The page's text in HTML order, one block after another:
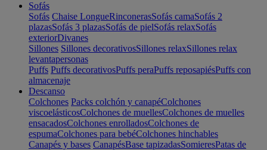
Sofás
Sofás Chaise LongueRinconerasSofás camaSofás 2
plazasSofás 3 plazasSofás de pielSofás relaxSofás
exteriorDivanes
Sillones Sillones decorativosSillones relaxSillones relax
levantapersonas
Puffs Puffs decorativosPuffs peraPuffs reposapiésPuffs con
almacenaje
Descanso
Colchones Packs colchón y canapéColchones
viscoelásticosColchones de muellesColchones de muelles
ensacadosColchones enrolladosColchones de
espumaColchones para bebéColchones hinchables
Canapés y bases CanapésBase tapizadasSomieresPatas de